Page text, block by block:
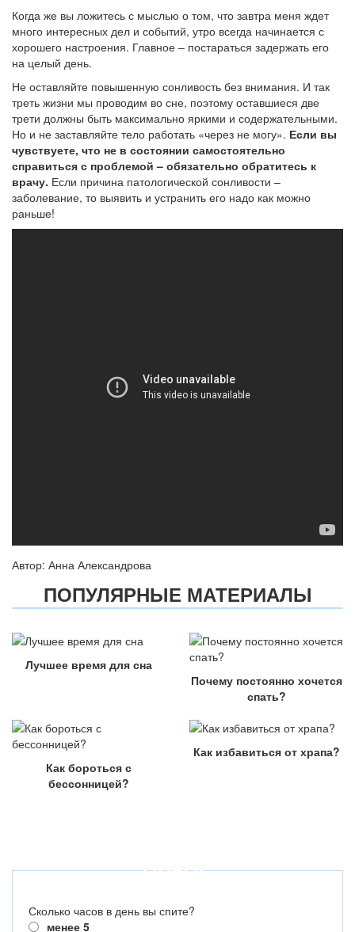
Когда же вы ложитесь с мыслью о том, что завтра меня ждет
много интересных дел и событий, утро всегда начинается с
хорошего настроения. Главное – постараться задержать его
на целый день.
Не оставляйте повышенную сонливость без внимания. И так
треть жизни мы проводим во сне, поэтому оставшиеся две
трети должны быть максимально яркими и содержательными.
Но и не заставляйте тело работать «через не могу». Если вы
чувствуете, что не в состоянии самостоятельно
справиться с проблемой – обязательно обратитесь к
врачу. Если причина патологической сонливости –
заболевание, то выявить и устранить его надо как можно
раньше!
Автор: Анна Александрова
ПОПУЛЯРНЫЕ МАТЕРИАЛЫ
Лучшее время для сна
Почему постоянно хочется
спать?
Как бороться с
бессонницей?
Как избавиться от храпа?
ОПРОС
Сколько часов в день вы спите?
менее 5